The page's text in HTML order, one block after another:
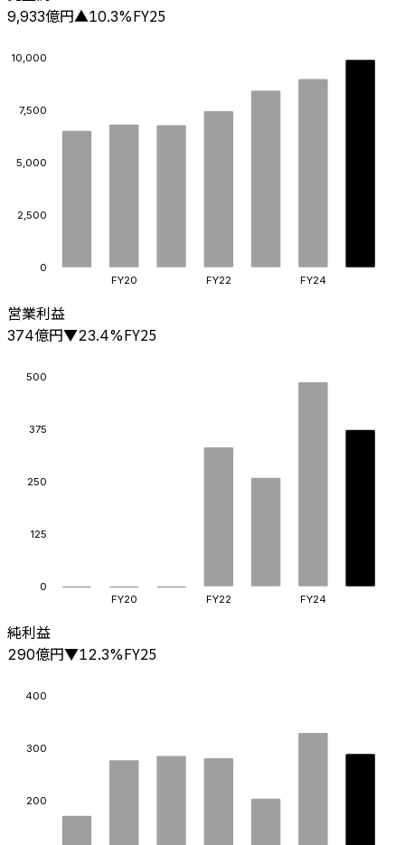
9,933億円▲10.3%FY25
0
2,500
5,000
7,500
10,000
FY20 FY22 FY24
営業利益
374億円▼23.4%FY25
0
125
250
375
500
FY20 FY22 FY24
純利益
290億円▼12.3%FY25
200
300
400